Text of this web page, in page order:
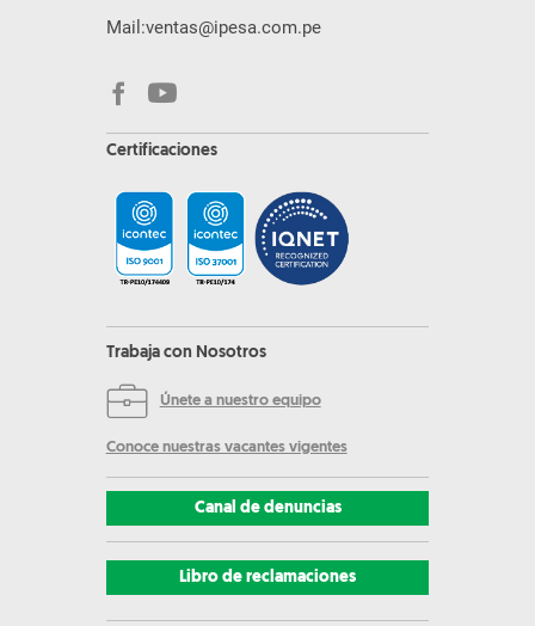
Mail:ventas@ipesa.com.pe
Certificaciones
Trabaja con Nosotros
Únete a nuestro equipo
Conoce nuestras vacantes vigentes
Canal de denuncias
Libro de reclamaciones